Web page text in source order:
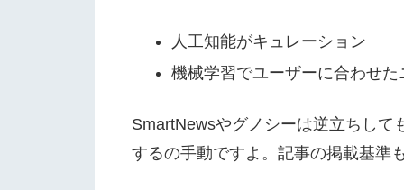
人工知能がキュレーション
機械学習でユーザーに合わせた
SmartNewsやグノシーは逆立ちして
するの手動ですよ。記事の掲載基準